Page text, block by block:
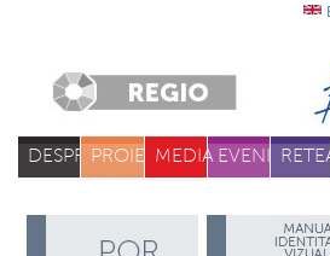
DESPREPROIECTEMEDIA